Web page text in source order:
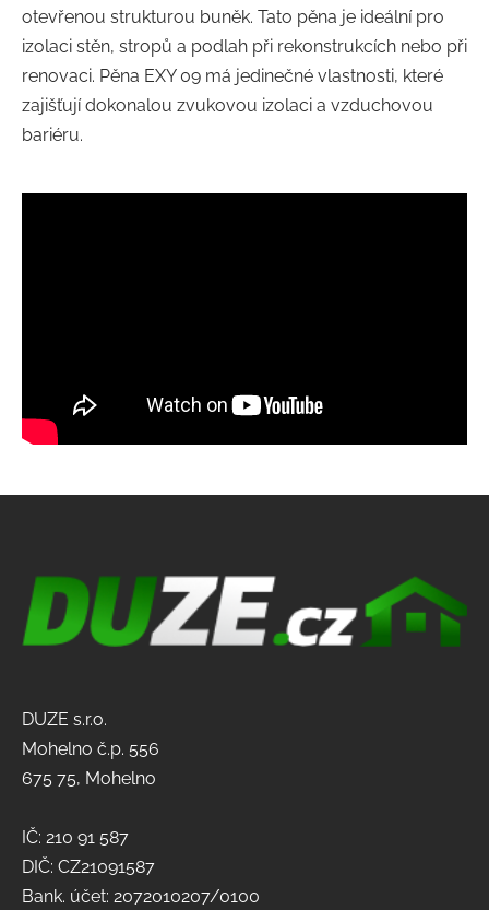
otevřenou strukturou buněk. Tato pěna je ideální pro
izolaci stěn, stropů a podlah při rekonstrukcích nebo při
renovaci. Pěna EXY 09 má jedinečné vlastnosti, které
zajišťují dokonalou zvukovou izolaci a vzduchovou
bariéru.
DUZE s.r.o.
Mohelno č.p. 556
675 75, Mohelno
IČ: 210 91 587
DIČ: CZ21091587
Bank. účet: 2072010207/0100